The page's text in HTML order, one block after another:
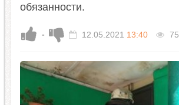
обязанности.
- 12.05.2021 13:40